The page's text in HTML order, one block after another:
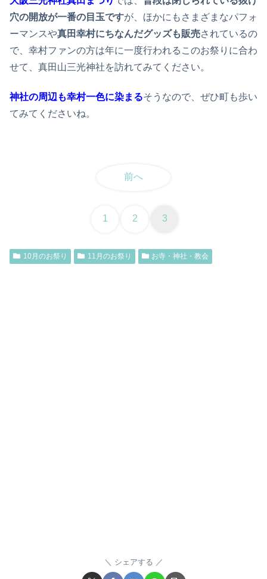
穴の開放が一番の目玉ですが、ほかにもさまざまなパフォ
ーマンスや真田幸村にちなんだグッズも販売されているの
で、幸村ファンの方は年に一度行われるこのお祭りに合わ
せて、真田山三光神社を訪れてみてください。
神社の周辺も幸村一色に染まるそうなので、ぜひ町も歩い
てみてくださいね。
前へ
1 2 3
10月のお祭り 11月のお祭り お寺・神社・教会
シェアする